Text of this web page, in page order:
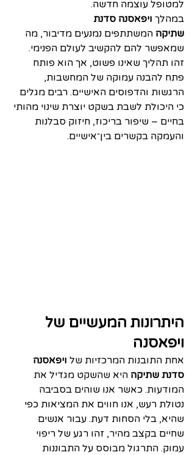
למטופל עוצמה חדשה.
במהלך ויפאסנה סדנת
שתיקה המשתתפים נמנעים מדיבור, מה
שמאפשר להם להקשיב לעולם הפנימי.
זהו תהליך שאינו פשוט, אך הוא פותח
פתח להבנה עמוקה של המחשבות,
הרגשות והדפוסים האישיים. רבים מגלים
כי היכולת לשבת בשקט יוצרת שינוי מהותי
בחיים – שיפור בריכוז, חיזוק סבלנות
והעמקה בקשרים בין־אישיים.
היתרונות המעשיים של
ויפאסנה
אחת התובנות המרכזיות של ויפאסנה
סדנת שתיקה היא שהשקט מגדיל את
המודעות. כאשר אנו שוהים בסביבה
נטולת רעש, אנו חווים את המציאות כפי
שהיא, בלי הסחות דעת. עבור אנשים
שחיים בקצב מהיר, זהו רגע של ריפוי
עמוק. התרגול מבוסס על התבוננות